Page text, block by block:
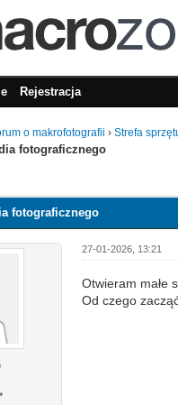
Rejestracja
o makrofotografii ›Strefa
fotograficznego
fotograficznego
27-01-2026, 13:21
Otwieram małe
Od czego